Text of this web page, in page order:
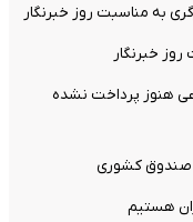
به مناسبت روز خبرنگار
خبرنگار
هنوز پرداخت نشده
صندوق کشوری
هستیم